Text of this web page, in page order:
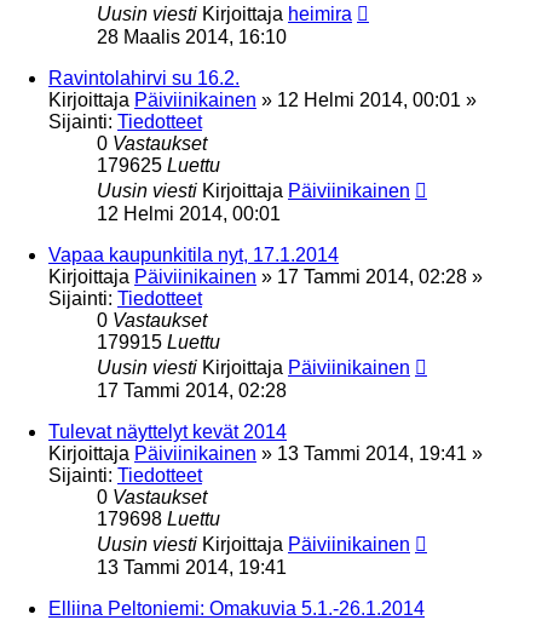
Uusin viesti Kirjoittaja heimira
28 Maalis 2014, 16:10
Ravintolahirvi su 16.2.
Kirjoittaja Päiviinikainen » 12 Helmi 2014, 00:01 »
Sijainti: Tiedotteet
0 Vastaukset
179625 Luettu
Uusin viesti Kirjoittaja Päiviinikainen
12 Helmi 2014, 00:01
Vapaa kaupunkitila nyt, 17.1.2014
Kirjoittaja Päiviinikainen » 17 Tammi 2014, 02:28 »
Sijainti: Tiedotteet
0 Vastaukset
179915 Luettu
Uusin viesti Kirjoittaja Päiviinikainen
17 Tammi 2014, 02:28
Tulevat näyttelyt kevät 2014
Kirjoittaja Päiviinikainen » 13 Tammi 2014, 19:41 »
Sijainti: Tiedotteet
0 Vastaukset
179698 Luettu
Uusin viesti Kirjoittaja Päiviinikainen
13 Tammi 2014, 19:41
Elliina Peltoniemi: Omakuvia 5.1.-26.1.2014